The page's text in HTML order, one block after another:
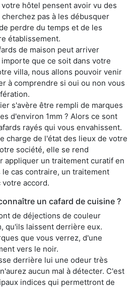
hôtel pensent avoir vu des
pas à les débusquer
perdre du temps et de les
établissement.
de maison peut arriver
que ce soit dans votre
villa, nous allons pouvoir venir
à comprendre si oui ou non vous
s'avère être rempli de marques
d'environ 1mm ? Alors ce sont
rayés qui vous envahissent.
charge de l'état des lieux de votre
société, elle se rend
appliquer un traitement curatif en
cas contraire, un traitement
accord.
un cafard de cuisine ?
de déjections de couleur
qu'ils laissent derrière eux.
que vous verrez, d'une
vers le noir.
derrière lui une odeur très
aucun mal à détecter. C'est
indices qui permettront de